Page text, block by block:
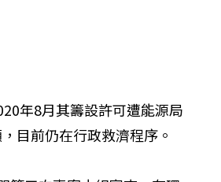
年8月其籌設許可遭能源局
目前仍在行政救濟程序。